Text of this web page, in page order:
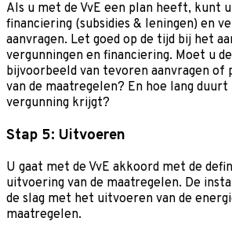
Als u met de VvE een plan heeft, kunt
financiering (subsidies & leningen) en
aanvragen. Let goed op de tijd bij het
vergunningen en financiering. Moet u
bijvoorbeeld van tevoren aanvragen of
van de maatregelen? En hoe lang
vergunning krijgt?
Stap 5: Uitvoeren
U gaat met de VvE akkoord met de
uitvoering van de maatregelen. De
de slag met het uitvoeren van de
maatregelen.